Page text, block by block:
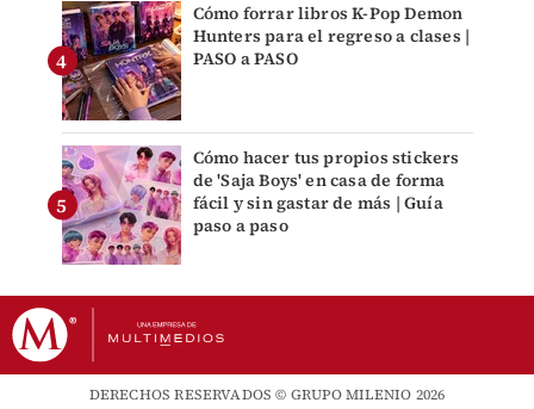
Cómo forrar libros K-Pop Demon
Hunters para el regreso a clases |
PASO a PASO
Cómo hacer tus propios stickers
de 'Saja Boys' en casa de forma
fácil y sin gastar de más | Guía
paso a paso
DERECHOS RESERVADOS © GRUPO MILENIO 2026